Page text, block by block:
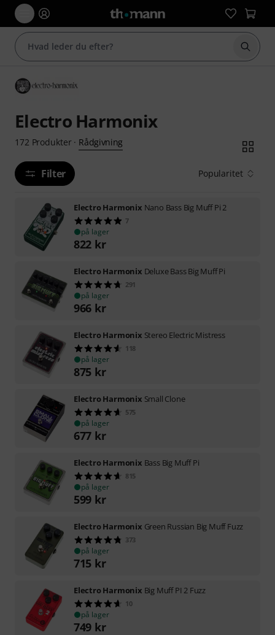
Start
Electro Harmonix
172 Produkter· Rådgivning
Filter Popularitet
Electro Harmonix Nano Bass Big Muff Pi 2
7
på lager
822 kr
Electro Harmonix Deluxe Bass Big Muff Pi
291
på lager
966 kr
Electro Harmonix Stereo Electric Mistress
118
på lager
875 kr
Electro Harmonix Small Clone
575
på lager
677 kr
Electro Harmonix Bass Big Muff Pi
815
på lager
599 kr
Electro Harmonix Green Russian Big Muff Fuzz
373
på lager
715 kr
Electro Harmonix Big Muff PI 2 Fuzz
10
på lager
749 kr